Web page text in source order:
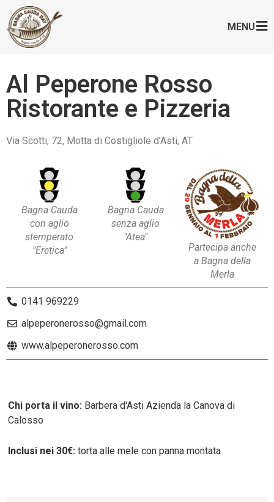
MENU
Al Peperone Rosso
Ristorante e Pizzeria
Via Scotti, 72, Motta di Costigliole d’Asti, AT
Bagna Cauda
con aglio
stemperato
"Eretica"
Bagna Cauda
senza aglio
"Atea"
Partecipa anche
a Bagna della
Merla
0141 969229
alpeperonerosso@gmail.com
www.alpeperonerosso.com
Chi porta il vino: Barbera d'Asti Azienda la Canova di
Calosso
Inclusi nei 30€: torta alle mele con panna montata